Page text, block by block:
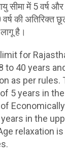
सीमा में 5 वर्ष और
वर्ष की
है।
for
to 40 years
as per rules.
5 years in
in the
relaxation